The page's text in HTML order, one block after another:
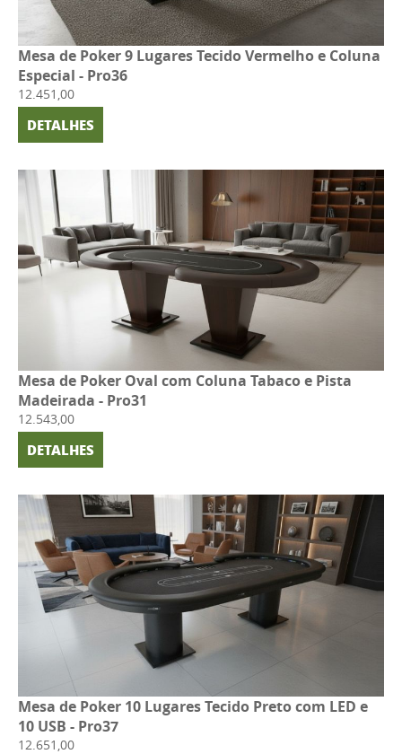
Mesa de Poker 9 Lugares Tecido Vermelho e Coluna
Especial - Pro36
12.451,00
DETALHES
Mesa de Poker Oval com Coluna Tabaco e Pista
Madeirada - Pro31
12.543,00
DETALHES
Mesa de Poker 10 Lugares Tecido Preto com LED e
10 USB - Pro37
12.651,00